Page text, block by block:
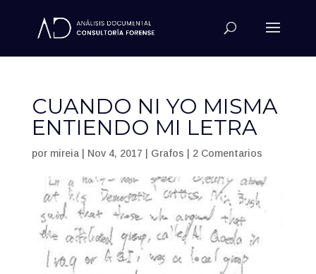
CUANDO NI YO MISMA
ENTIENDO MI LETRA
por mireia| Nov 4, 2017 Grafos 2 Comentarios